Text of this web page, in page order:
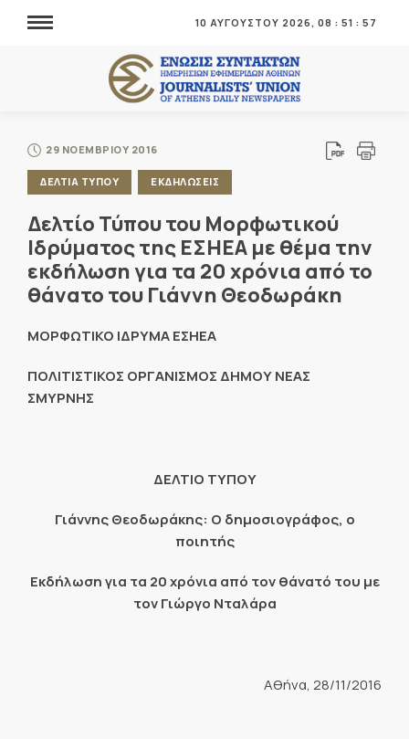
10 ΑΥΓΟΥΣΤΟΥ 2026, 08 : 51 : 58
29 ΝΟΕΜΒΡΙΟΥ 2016
ΔΕΛΤΙΑ ΤΥΠΟΥ ΕΚΔΗΛΩΣΕΙΣ
Δελτίο Τύπου του Μορφωτικού
Ιδρύματος της ΕΣΗΕΑ με θέμα την
εκδήλωση για τα 20 χρόνια από το
θάνατο του Γιάννη Θεοδωράκη
ΜΟΡΦΩΤΙΚΟ ΙΔΡΥΜΑ ΕΣΗΕΑ
ΠΟΛΙΤΙΣΤΙΚΟΣ ΟΡΓΑΝΙΣΜΟΣ ΔΗΜΟΥ ΝΕΑΣ
ΣΜΥΡΝΗΣ
ΔΕΛΤΙΟ ΤΥΠΟΥ
Γιάννης Θεοδωράκης: O δημοσιογράφος, ο
ποιητής
Εκδήλωση για τα 20 χρόνια από τον θάνατό του με
τον Γιώργο Νταλάρα
Αθήνα, 28/11/2016